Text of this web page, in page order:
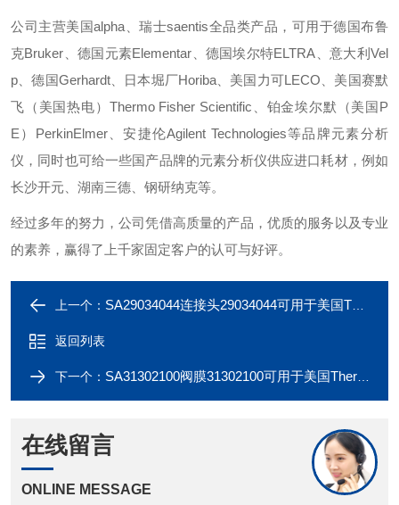
公司主营美国alpha、瑞士saentis全品类产品，可用于德国布鲁
克Bruker、德国元素Elementar、德国埃尔特ELTRA、意大利Vel
p、德国Gerhardt、日本堀厂Horiba、美国力可LECO、美国赛默
飞（美国热电）Thermo Fisher Scientific、铂金埃尔默（美国P
E）PerkinElmer、安捷伦Agilent Technologies等品牌元素分析
仪，同时也可给一些国产品牌的元素分析仪供应进口耗材，例如
长沙开元、湖南三德、钢研纳克等。
经过多年的努力，公司凭借高质量的产品，优质的服务以及专业
的素养，赢得了上千家固定客户的认可与好评。
上一个： SA29034044连接头29034044可用于美国Thermo
返回列表
下一个： SA31302100阀膜31302100可用于美国Thermo
在线留言
ONLINE MESSAGE